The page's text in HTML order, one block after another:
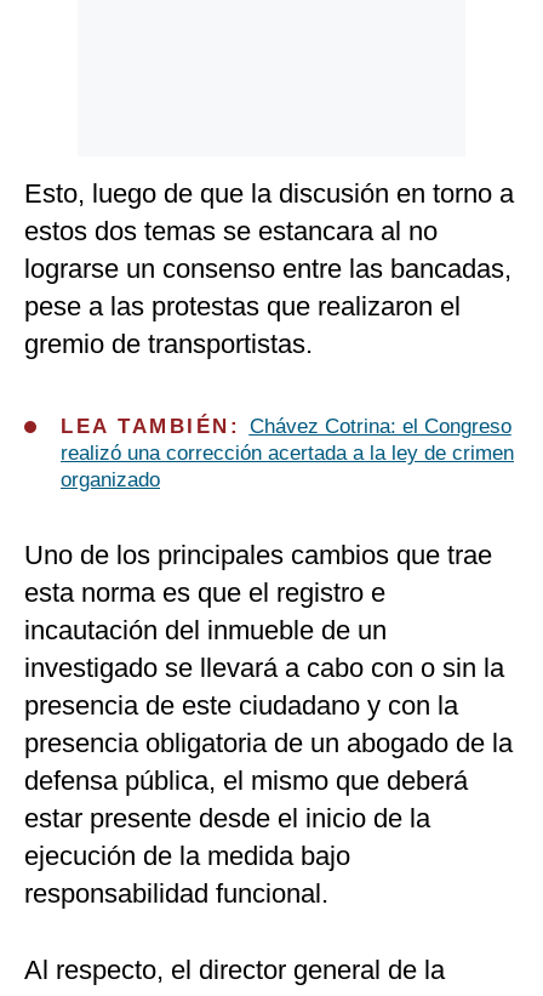
Esto, luego de que la discusión en torno a
estos dos temas se estancara al no
lograrse un consenso entre las bancadas,
pese a las protestas que realizaron el
gremio de transportistas.
LEA TAMBIÉN: Chávez Cotrina: el Congreso
realizó una corrección acertada a la ley de crimen
organizado
Uno de los principales cambios que trae
esta norma es que el registro e
incautación del inmueble de un
investigado se llevará a cabo con o sin la
presencia de este ciudadano y con la
presencia obligatoria de un abogado de la
defensa pública, el mismo que deberá
estar presente desde el inicio de la
ejecución de la medida bajo
responsabilidad funcional.
Al respecto, el director general de la